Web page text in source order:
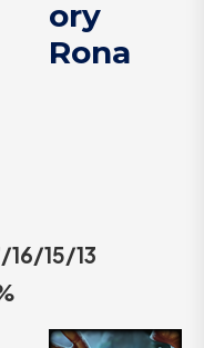
16/15/13